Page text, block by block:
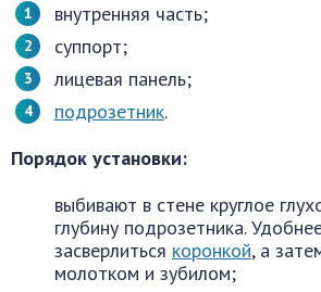
внутренняя часть;
суппорт;
лицевая панель;
подрозетник.
Порядок установки:
выбивают в стене круглое
глубину подрозетника.
засверлиться коронкой, а
молотком и зубилом;